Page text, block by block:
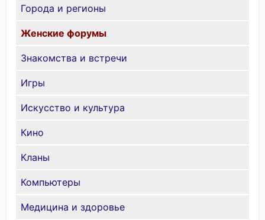
Города и регионы
Женские форумы
Знакомства и встречи
Игры
Искусство и культура
Кино
Кланы
Компьютеры
Медицина и здоровье